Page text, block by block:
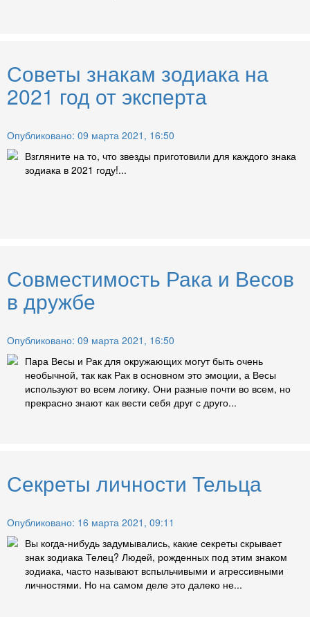
Советы знакам зодиака на
2021 год от эксперта
Опубликовано: 09 марта 2021, 16:50
Взгляните на то, что звезды приготовили для каждого знака
зодиака в 2021 году!...
Совместимость Рака и Весов
в дружбе
Опубликовано: 09 марта 2021, 16:50
Пара Весы и Рак для окружающих могут быть очень
необычной, так как Рак в основном это эмоции, а Весы
используют во всем логику. Они разные почти во всем, но
прекрасно знают как вести себя друг с друго...
Секреты личности Тельца
Опубликовано: 16 марта 2021, 09:11
Вы когда-нибудь задумывались, какие секреты скрывает
знак зодиака Телец? Людей, рожденных под этим знаком
зодиака, часто называют вспыльчивыми и агрессивными
личностями. Но на самом деле это далеко не...